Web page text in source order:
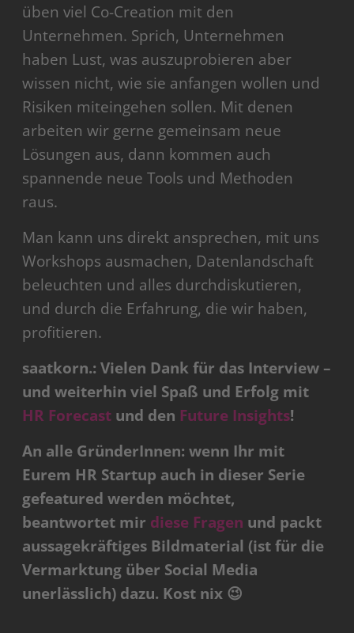
üben viel Co-Creation mit den
Unternehmen. Sprich, Unternehmen
haben Lust, was auszuprobieren aber
wissen nicht, wie sie anfangen wollen und
Risiken miteingehen sollen. Mit denen
arbeiten wir gerne gemeinsam neue
Lösungen aus, dann kommen auch
spannende neue Tools und Methoden
raus.
Man kann uns direkt ansprechen, mit uns
Workshops ausmachen, Datenlandschaft
beleuchten und alles durchdiskutieren,
und durch die Erfahrung, die wir haben,
profitieren.
saatkorn.: Vielen Dank für das Interview –
und weiterhin viel Spaß und Erfolg mit
HR Forecast und den Future Insights!
An alle GründerInnen: wenn Ihr mit
Eurem HR Startup auch in dieser Serie
gefeatured werden möchtet,
beantwortet mir diese Fragen und packt
aussagekräftiges Bildmaterial (ist für die
Vermarktung über Social Media
unerlässlich) dazu. Kost nix 😉